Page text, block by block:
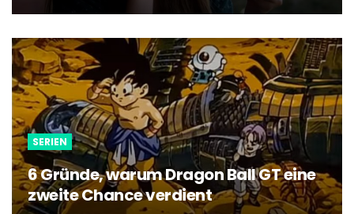
SERIEN
6 Gründe, warum Dragon Ball GT eine
zweite Chance verdient